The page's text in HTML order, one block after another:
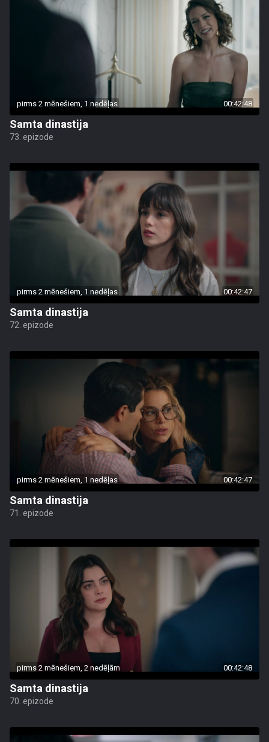
pirms 2 mēnešiem, 1 nedēļas 00:42:48
Samta dinastija
73. epizode
pirms 2 mēnešiem, 1 nedēļas 00:42:47
Samta dinastija
72. epizode
pirms 2 mēnešiem, 1 nedēļas 00:42:47
Samta dinastija
71. epizode
pirms 2 mēnešiem, 2 nedēļām 00:42:48
Samta dinastija
70. epizode